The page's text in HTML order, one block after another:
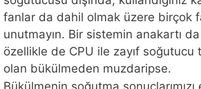
fanlar da dahil olmak üzere birçok
unutmayın. Bir sistemin anakartı
özellikle de CPU ile zayıf soğutucu
olan bükülmeden muzdaripse.